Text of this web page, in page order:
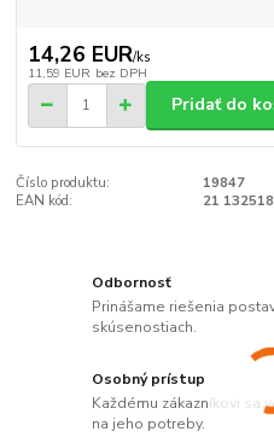
14,26 EUR/ks
11,59 EUR bez DPH
Pridať do
Číslo produktu:
19847
EAN kód:
21
Odbornosť
Prinášame riešenia
skúsenostiach.
Osobný prístup
Každému zákazníkovi sa
na jeho potreby.